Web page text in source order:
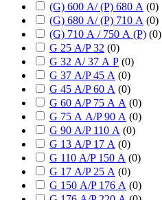
(G) 600 А/ (P) 680 А (0)
(G) 680 А/ (P) 710 А (0)
(G) 710 А / 750 А (P) (0)
G 25 А/P 32 (0)
G 32 А/ 37 А P (0)
G 37 А/P 45 А (0)
G 45 А/P 60 А (0)
G 60 А/P 75 А А (0)
G 75 А А/P 90 А (0)
G 90 А/P 110 А (0)
G 13 А/P 17 А (0)
G 110 А/P 150 А (0)
G 17 А/P 25 А (0)
G 150 А/P 176 А (0)